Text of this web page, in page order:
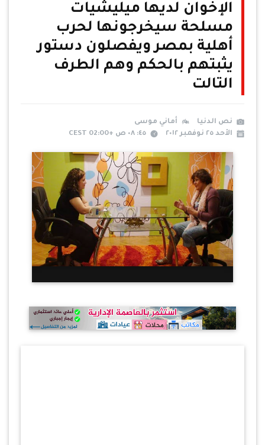
الإخوان لديها ميليشيات
مسلحة سيخرجونها لحرب
أهلية بمصر ويفصلون دستور
يثبتهم بالحكم وهم الطرف
التالت
نص الدنيا
أماني موسى
الأحد ٢٥ نوفمبر ٢٠١٢
٤٥: ٠٨ ص +02:00 CEST